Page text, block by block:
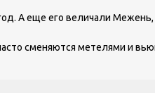
А еще его величали
сменяются метелями и